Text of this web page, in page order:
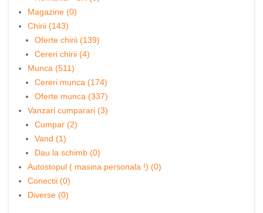
Magazine (0)
Chirii (143)
Oferte chirii (139)
Cereri chirii (4)
Munca (511)
Cereri munca (174)
Oferte munca (337)
Vanzari cumparari (3)
Cumpar (2)
Vand (1)
Dau la schimb (0)
Autostopul ( masina personala !) (0)
Conectii (0)
Diverse (0)